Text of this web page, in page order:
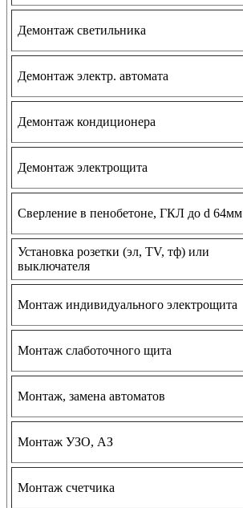
Демонтаж светильника
Демонтаж электр. автомата
Демонтаж кондиционера
Демонтаж электрощита
Сверление в пенобетоне, ГКЛ до d 64мм
Установка розетки (эл, TV, тф) или
выключателя
Монтаж индивидуального электрощита
Монтаж слаботочного щита
Монтаж, замена автоматов
Монтаж УЗО, АЗ
Монтаж счетчика